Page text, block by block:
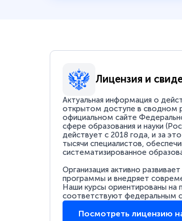
Лицензия и
Актуальная информация о
открытом доступе в сводном
официальном сайте
сфере образования и науки
действует с 2018 года, и за
тысячи специалистов,
систематизированное
Организация активно
программы и внедряет
Наши курсы ориентированы на
соответствуют федеральным
Посмотреть лицензию